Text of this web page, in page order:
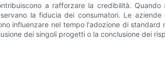
a rafforzare la credibilità.
la fiducia dei consumatori. Le
influenzare nel tempo l'adozione di
dei singoli progetti o la conclusione dei